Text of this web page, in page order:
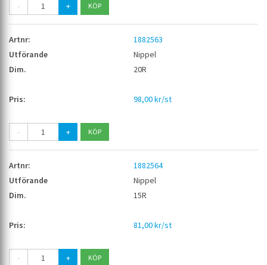
- +
1882563
Nippel
20R
98,00 kr/st
- +
1882564
Nippel
15R
81,00 kr/st
- +